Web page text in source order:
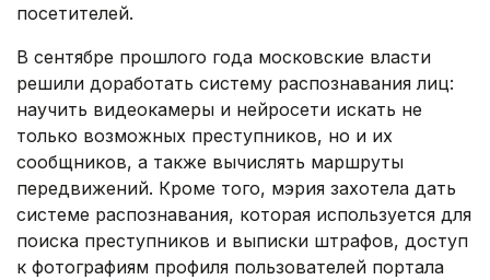
посетителей.
В сентябре прошлого года московские власти
решили доработать систему распознавания лиц:
научить видеокамеры и нейросети искать не
только возможных преступников, но и их
сообщников, а также вычислять маршруты
передвижений. Кроме того, мэрия захотела дать
системе распознавания, которая используется для
поиска преступников и выписки штрафов, доступ
к фотографиям профиля пользователей портала